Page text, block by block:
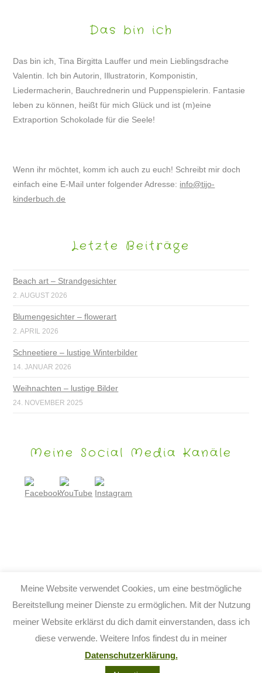
Das bin ich
Das bin ich, Tina Birgitta Lauffer und mein Lieblingsdrache
Valentin. Ich bin Autorin, Illustratorin, Komponistin,
Liedermacherin, Bauchrednerin und Puppenspielerin. Fantasie
leben zu können, heißt für mich Glück und ist (m)eine
Extraportion Schokolade für die Seele!
Wenn ihr möchtet, komm ich auch zu euch! Schreibt mir doch
einfach eine E-Mail unter folgender Adresse: info@tijo-
kinderbuch.de
Letzte Beiträge
Beach art – Strandgesichter
2. AUGUST 2026
Blumengesichter – flowerart
2. APRIL 2026
Schneetiere – lustige Winterbilder
14. JANUAR 2026
Weihnachten – lustige Bilder
24. NOVEMBER 2025
Meine Social Media Kanäle
Meine Website verwendet Cookies, um eine bestmögliche
Bereitstellung meiner Dienste zu ermöglichen. Mit der Nutzung
meiner Website erklärst du dich damit einverstanden, dass ich
diese verwende. Weitere Infos findest du in meiner
Datenschutzerklärung.